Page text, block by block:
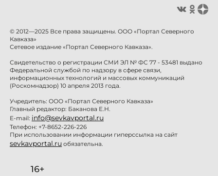
© 2012—2025 Все права защищены. ООО «Портал Северного
Кавказа»
Сетевое издание «Портал Северного Кавказа».
Свидетельство о регистрации СМИ ЭЛ № ФС 77 - 53481 выдано
Федеральной службой по надзору в сфере связи,
информационных технологий и массовых коммуникаций
(Роскомнадзор) 10 апреля 2013 года.
Учредитель: ООО «Портал Северного Кавказа»
Главный редактор: Баканова Е.Н.
E-mail: info@sevkavportal.ru
Телефон: +7-8652-226-226
При использовании информации гиперссылка на сайт
sevkavportal.ru обязательна.
16+